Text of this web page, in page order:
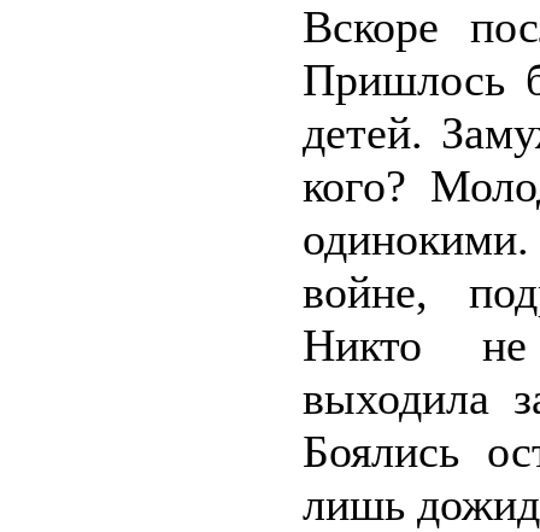
Вскоре
Пришлось
детей.
кого?
войне,
Никто не
выходила
Боялись
лишь